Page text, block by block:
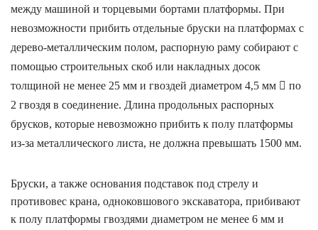
между машиной и торцевыми бортами платформы. При
невозможности прибить отдельные бруски на платформах с
дерево-металлическим полом, распорную раму собирают с
помощью строительных скоб или накладных досок
толщиной не менее 25 мм и гвоздей диаметром 4,5 мм  по
2 гвоздя в соединение. Длина продольных распорных
брусков, которые невозможно прибить к полу платформы
из-за металлического листа, не должна превышать 1500 мм.
Бруски, а также основания подставок под стрелу и
противовес крана, одноковшового экскаватора, прибивают
к полу платформы гвоздями диаметром не менее 6 мм и